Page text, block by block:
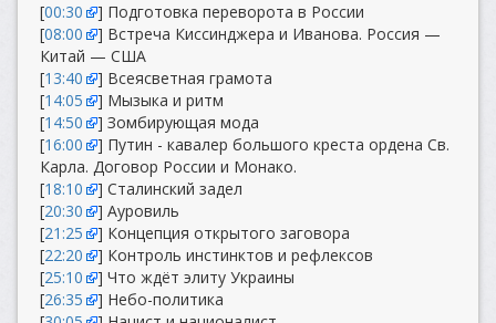
[00:30
] Подготовка переворота в России
[08:00
] Встреча Киссинджера и Иванова. Россия —
Китай — США
[13:40
] Всеясветная грамота
[14:05
] Мызыка и ритм
[14:50
] Зомбирующая мода
[16:00
] Путин - кавалер большого креста ордена Св.
Карла. Договор России и Монако.
[18:10
] Сталинский задел
[20:30
] Ауровиль
[21:25
] Концепция открытого заговора
[22:20
] Контроль инстинктов и рефлексов
[25:10
] Что ждёт элиту Украины
[26:35
] Небо-политика